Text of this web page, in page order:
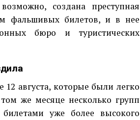
создана преступная
фальшивых билетов, и в нее
бюро и туристических
августа, которые были легко
же месяце несколько групп
уже более высокого